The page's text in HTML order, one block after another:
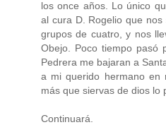
los once años. Lo único
al cura D. Rogelio que
grupos de cuatro, y nos
Obejo. Poco tiempo pasó
Pedrera me bajaran a
a mi querido hermano en
más que siervas de dios lo
Continuará.